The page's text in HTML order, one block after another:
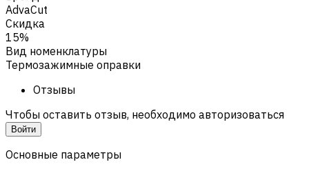
AdvaCut
Скидка
15%
Вид номенклатуры
Термозажимные оправки
Отзывы
Чтобы оставить отзыв, необходимо авторизоваться
Войти
Основные параметры